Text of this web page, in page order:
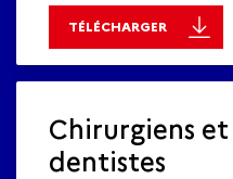
TÉLÉCHARGER
Chirurgiens
dentistes